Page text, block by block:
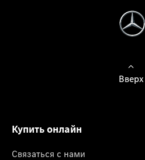
Вверх
Купить онлайн
Связаться с нами